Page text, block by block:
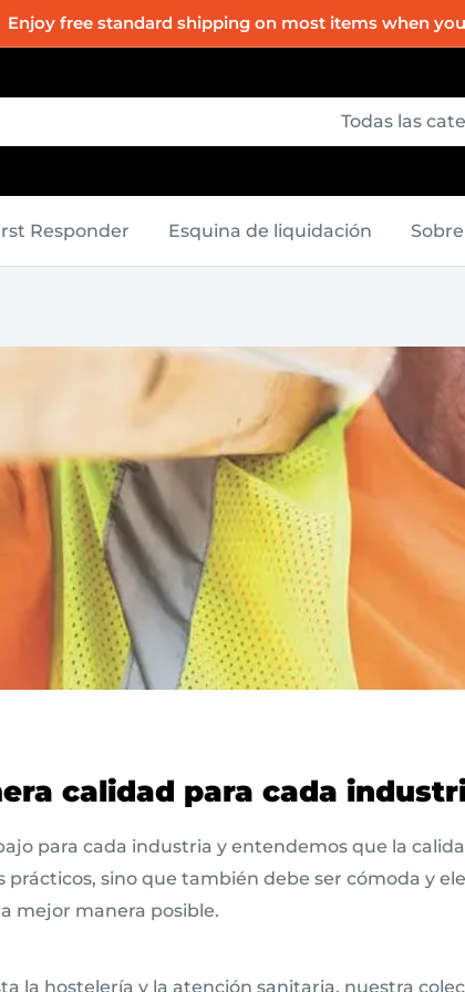
Enjoy free standard shipping on most items when
Todas las
Responder Esquina de liquidación
calidad para cada
para cada industria y entendemos que la
sino que también debe ser cómoda y
mejor manera posible.
la hostelería y la atención sanitaria, nuestra